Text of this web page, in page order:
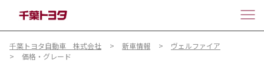
千葉トヨタ自動車 株式会社 新車情報
ヴェルファイア
価格・グレード